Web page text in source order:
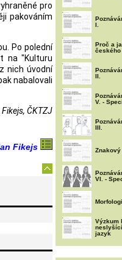
pro
pakováním
Po polední
na "Kulturu
nich úvodní
nabalovali
ČKTZJ
Fikejs
I.
Proč a
českého
II.
V. -
III.
Znakový
VI. -
Výzkum
jazyk